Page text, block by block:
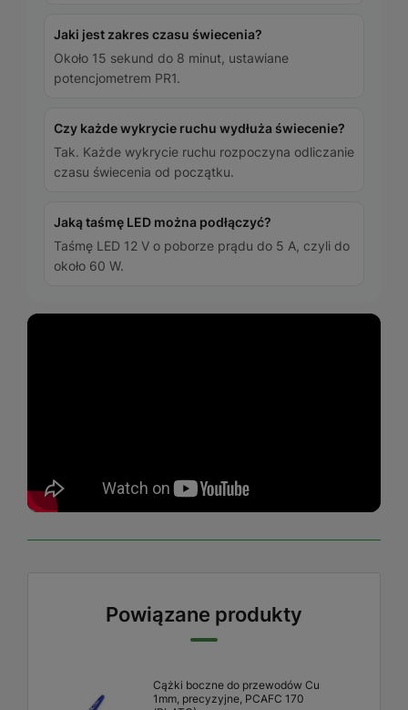
Jaki jest zakres czasu świecenia?
Około 15 sekund do 8 minut, ustawiane
potencjometrem PR1.
Czy każde wykrycie ruchu wydłuża świecenie?
Tak. Każde wykrycie ruchu rozpoczyna odliczanie
czasu świecenia od początku.
Jaką taśmę LED można podłączyć?
Taśmę LED 12 V o poborze prądu do 5 A, czyli do
około 60 W.
Powiązane produkty
Cążki boczne do przewodów Cu
1mm, precyzyjne, PCAFC 170